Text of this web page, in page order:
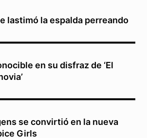
lastimó la espalda perreando
en su disfraz de ‘El
se convirtió en la nueva
Girls